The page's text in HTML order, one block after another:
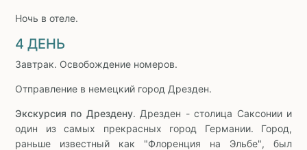
Ночь в отеле.
4 ДЕНЬ
Завтрак. Освобождение номеров.
Отправление в немецкий город Дрезден.
Экскурсия по Дрездену. Дрезден - столица Саксонии и
один из самых прекрасных город Германии. Город,
раньше известный как "Флоренция на Эльбе", был